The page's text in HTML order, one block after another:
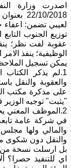
22/10/
لعيبي تضمن: اعفاء
توزيع الجنوب
عقوبة لفت نظر؛
الوظيفية؛ ينفذ الامر
يمكن تسجيل
1.لم يذكر
"يثبت" توجيه
2.الموظف المعني
في شركة عامة تابعة
والمالي ولها مجلس
والنقل دون شكوى
بل ارسلت نسخة من
اي للتنفيذ حصرا؟